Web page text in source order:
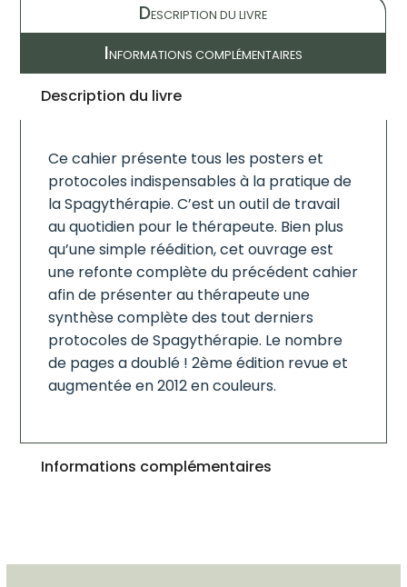
DESCRIPTION DU LIVRE
INFORMATIONS COMPLÉMENTAIRES
Description du livre
Ce cahier présente tous les posters et
protocoles indispensables à la pratique de
la Spagythérapie. C’est un outil de travail
au quotidien pour le thérapeute. Bien plus
qu’une simple réédition, cet ouvrage est
une refonte complète du précédent cahier
afin de présenter au thérapeute une
synthèse complète des tout derniers
protocoles de Spagythérapie. Le nombre
de pages a doublé ! 2ème édition revue et
augmentée en 2012 en couleurs.
Informations complémentaires